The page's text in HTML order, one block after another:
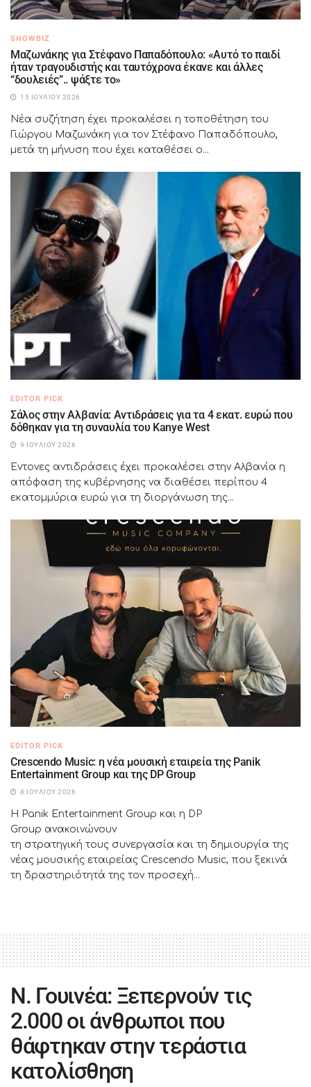
SHOWBIZ
Μαζωνάκης για Στέφανο Παπαδόπουλο: «Αυτό το παιδί
ήταν τραγουδιστής και ταυτόχρονα έκανε και άλλες
“δουλειές”.. ψάξτε το»
15 ΙΟΥΛΊΟΥ 2026
Νέα συζήτηση έχει προκαλέσει η τοποθέτηση του
Γιώργου Μαζωνάκη για τον Στέφανο Παπαδόπουλο,
μετά τη μήνυση που έχει καταθέσει ο...
EDITOR PICK
Σάλος στην Αλβανία: Αντιδράσεις για τα 4 εκατ. ευρώ που
δόθηκαν για τη συναυλία του Kanye West
9 ΙΟΥΛΊΟΥ 2026
Έντονες αντιδράσεις έχει προκαλέσει στην Αλβανία η
απόφαση της κυβέρνησης να διαθέσει περίπου 4
εκατομμύρια ευρώ για τη διοργάνωση της...
EDITOR PICK
Crescendo Music: η νέα μουσική εταιρεία της Panik
Entertainment Group και της DP Group
8 ΙΟΥΛΊΟΥ 2026
Η Panik Entertainment Group και η DP
Group ανακοινώνουν
τη στρατηγική τους συνεργασία και τη δημιουργία της
νέας μουσικής εταιρείας Crescendo Music, που ξεκινά
τη δραστηριότητά της τον προσεχή...
Ν. Γουινέα: Ξεπερνούν τις
2.000 οι άνθρωποι που
θάφτηκαν στην τεράστια
κατολίσθηση